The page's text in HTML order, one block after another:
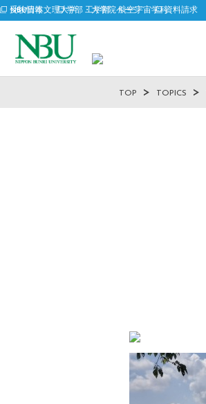
NBU日本文理大学 工学部 航空宇宙学科
受験情報 学部・大学院ページ 資料請求
TOP TOPICS